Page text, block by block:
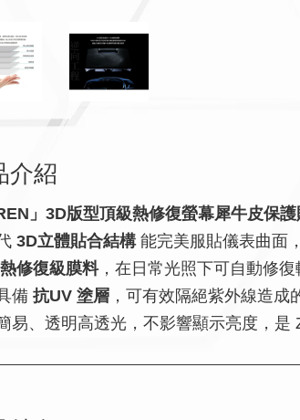
介紹
」3D版型頂級熱修復螢幕犀牛皮保護
3D立體貼合結構能完美服貼儀表曲面
熱修復級膜料，在日常光照下可自動修復
備 抗UV 塗層 ，可有效隔絕紫外線造成
易、透明高透光，不影響顯示亮度，是